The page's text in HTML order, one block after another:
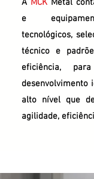
A MCK Metal
e
tecnológicos,
técnico e
eficiência,
desenvolvimento
alto nível que
agilidade,